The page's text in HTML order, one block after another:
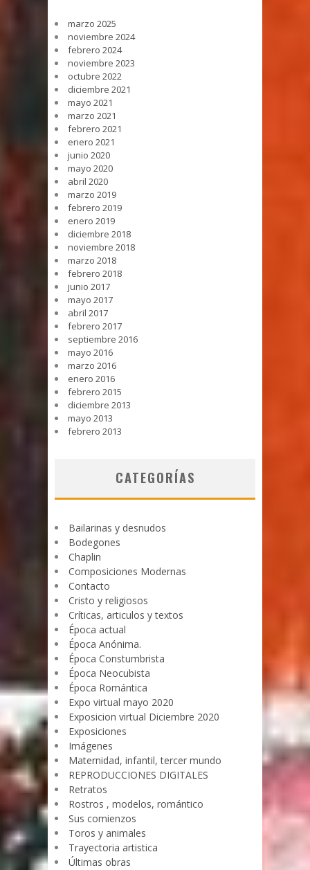
marzo 2025
noviembre 2024
febrero 2024
noviembre 2023
octubre 2022
diciembre 2021
mayo 2021
marzo 2021
febrero 2021
enero 2021
junio 2020
mayo 2020
abril 2020
marzo 2019
febrero 2019
enero 2019
diciembre 2018
noviembre 2018
marzo 2018
febrero 2018
junio 2017
mayo 2017
abril 2017
febrero 2017
septiembre 2016
mayo 2016
marzo 2016
enero 2016
febrero 2015
diciembre 2013
mayo 2013
febrero 2013
CATEGORÍAS
Bailarinas y desnudos
Bodegones
Chaplin
Composiciones Modernas
Contacto
Cristo y religiosos
Críticas, articulos y textos
Época actual
Época Anónima.
Época Constumbrista
Época Neocubista
Época Romántica
Expo virtual mayo 2020
Exposicion virtual Diciembre 2020
Exposiciones
Imágenes
Maternidad, infantil, tercer mundo
REPRODUCCIONES DIGITALES
Retratos
Rostros , modelos, romántico
Sus comienzos
Toros y animales
Trayectoria artistica
Últimas obras